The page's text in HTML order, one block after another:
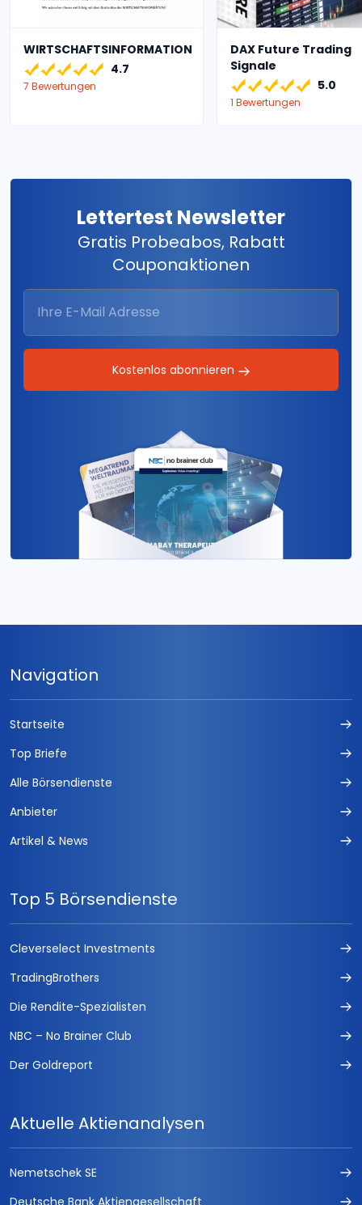
WIRTSCHAFTSINFORMATION
4.7
7 Bewertungen
DAX Future Trading
Signale
5.0
1 Bewertungen
Lettertest Newsletter
Gratis Probeabos, Rabatt
Couponaktionen
Kostenlos abonnieren
Navigation
Startseite
Top Briefe
Alle Börsendienste
Anbieter
Artikel & News
Top 5 Börsendienste
Cleverselect Investments
TradingBrothers
Die Rendite-Spezialisten
NBC – No Brainer Club
Der Goldreport
Aktuelle Aktienanalysen
Nemetschek SE